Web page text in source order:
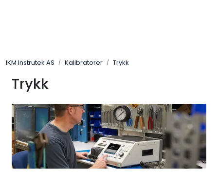
IKM Instrutek AS Kalibratorer Trykk
Trykk
Elektro
Elektronikk
Prosess
Frekvensomformere